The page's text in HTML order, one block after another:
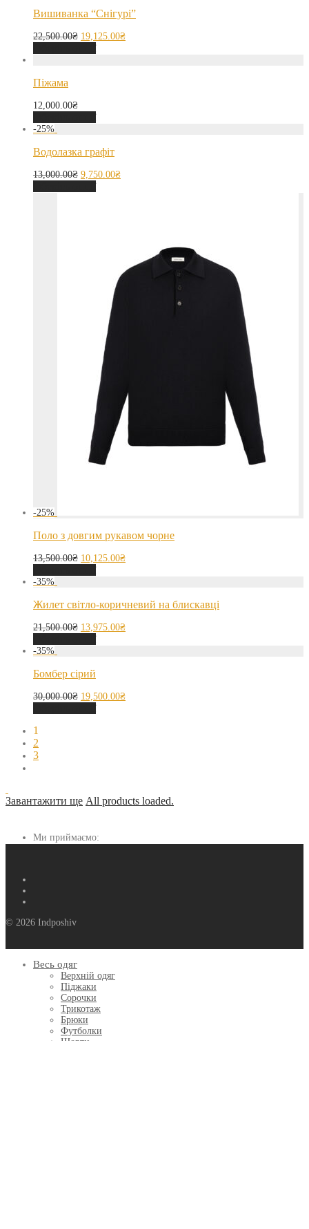
Вишиванка “Снігурі”
22,500.00₴ 19,125.00₴
Піжама
12,000.00₴
-25%
Водолазка графіт
13,000.00₴ 9,750.00₴
-25%
Поло з довгим рукавом чорне
13,500.00₴ 10,125.00₴
-35%
Жилет світло-коричневий на блискавці
21,500.00₴ 13,975.00₴
-35%
Бомбер сірий
30,000.00₴ 19,500.00₴
1
2
3
Завантажити ще All products loaded.
Ми приймаємо:
© 2026 Indposhiv
Весь одяг
Верхній одяг
Піджаки
Сорочки
Трикотаж
Брюки
Футболки
Шорти